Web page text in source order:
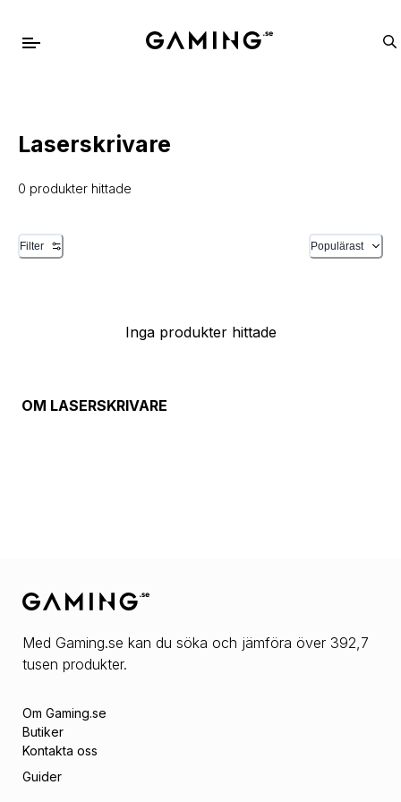
Laserskrivare
0 produkter hittade
Filter Populärast
Inga produkter hittade
OM LASERSKRIVARE
Med Gaming.se kan du söka och jämföra över 392,7
tusen produkter.
Om Gaming.se
Butiker
Kontakta oss
Guider